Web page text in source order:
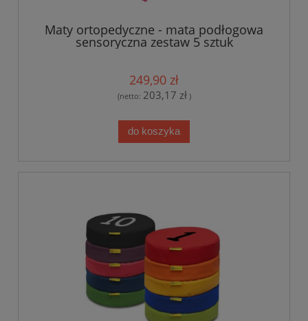
Maty ortopedyczne - mata podłogowa
sensoryczna zestaw 5 sztuk
249,90 zł
(netto: 203,17 zł)
do koszyka